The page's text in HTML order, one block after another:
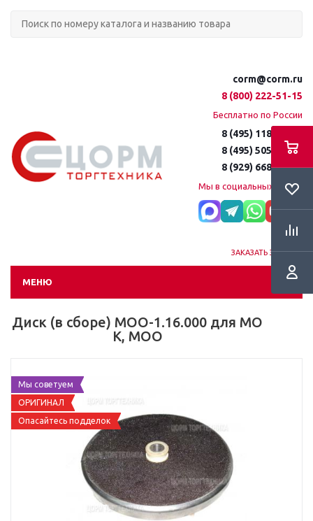
corm@corm.ru
8 (800) 222-51-15
Бесплатно по России
8 (495) 118-61-16
8 (495) 505-51-15
8 (929) 668-95-35
Мы в социальных сетях:
ЗАКАЗАТЬ ЗВОНОК
МЕНЮ
Диск (в сборе) МОО-1.16.000 для МО
К, МОО
Мы советуем
ОРИГИНАЛ
Опасайтесь подделок